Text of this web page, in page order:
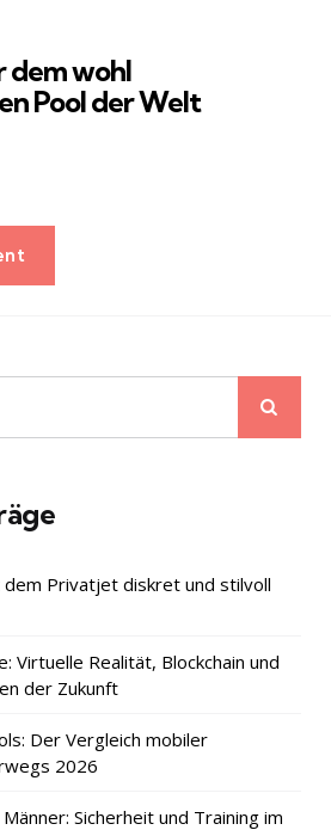
dem wohl
Pool der Welt
Privatjet diskret und stilvoll
Virtuelle Realität, Blockchain und
der Zukunft
Der Vergleich mobiler
2026
Sicherheit und Training im